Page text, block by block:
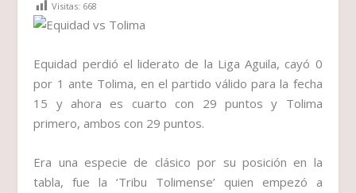
Visitas: 668
Equidad perdió el liderato de la Liga Aguila, cayó 0
por 1 ante Tolima, en el partido válido para la fecha
15 y ahora es cuarto con 29 puntos y Tolima
primero, ambos con 29 puntos.
Era una especie de clásico por su posición en la
tabla, fue la ‘Tribu Tolimense’ quien empezó a